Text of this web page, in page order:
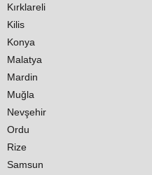
Kırklareli
Kilis
Konya
Malatya
Mardin
Muğla
Nevşehir
Ordu
Rize
Samsun